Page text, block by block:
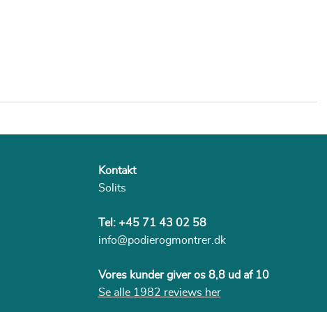
Kontakt
Solits
Tel: +45 71 43 02 58
info@podierogmontrer.dk
Vores kunder giver os 8,8 ud af 10
Se alle 1982 reviews her